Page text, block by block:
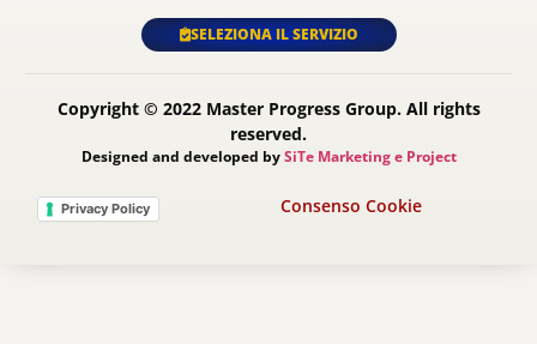
SELEZIONA IL SERVIZIO
Copyright © 2022 Master Progress Group. All rights
reserved.
Designed and developed bySiTe Marketing e Project
Privacy Policy Consenso Cookie